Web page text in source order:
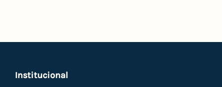
Institucional